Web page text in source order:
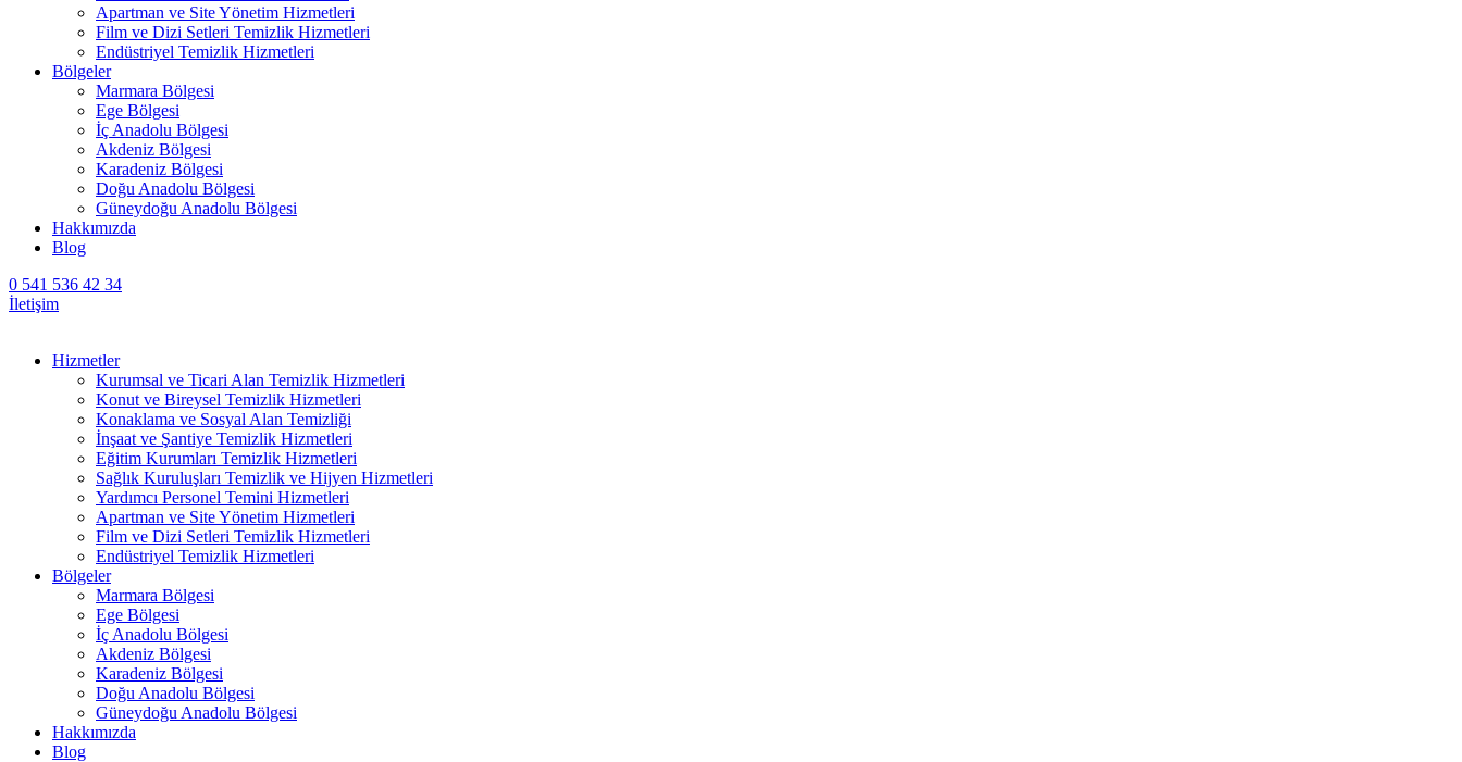
Apartman ve Site Yönetim Hizmetleri
Film ve Dizi Setleri Temizlik Hizmetleri
Endüstriyel Temizlik Hizmetleri
Bölgeler
Marmara Bölgesi
Ege Bölgesi
İç Anadolu Bölgesi
Akdeniz Bölgesi
Karadeniz Bölgesi
Doğu Anadolu Bölgesi
Güneydoğu Anadolu Bölgesi
Hakkımızda
Blog
0 541 536 42 34
İletişim
Hizmetler
Kurumsal ve Ticari Alan Temizlik Hizmetleri
Konut ve Bireysel Temizlik Hizmetleri
Konaklama ve Sosyal Alan Temizliği
İnşaat ve Şantiye Temizlik Hizmetleri
Eğitim Kurumları Temizlik Hizmetleri
Sağlık Kuruluşları Temizlik ve Hijyen Hizmetleri
Yardımcı Personel Temini Hizmetleri
Apartman ve Site Yönetim Hizmetleri
Film ve Dizi Setleri Temizlik Hizmetleri
Endüstriyel Temizlik Hizmetleri
Bölgeler
Marmara Bölgesi
Ege Bölgesi
İç Anadolu Bölgesi
Akdeniz Bölgesi
Karadeniz Bölgesi
Doğu Anadolu Bölgesi
Güneydoğu Anadolu Bölgesi
Hakkımızda
Blog